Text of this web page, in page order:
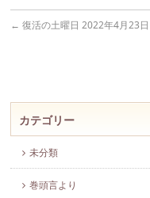
← 復活の土曜日 2022年4月23
カテゴリー
未分類
巻頭言より